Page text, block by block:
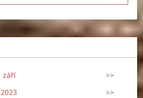
září
>>
2023
>>